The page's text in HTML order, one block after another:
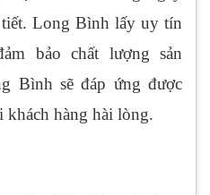
Long Bình lấy uy tín
bảo chất lượng sản
Bình sẽ đáp ứng được
khách hàng hài lòng.